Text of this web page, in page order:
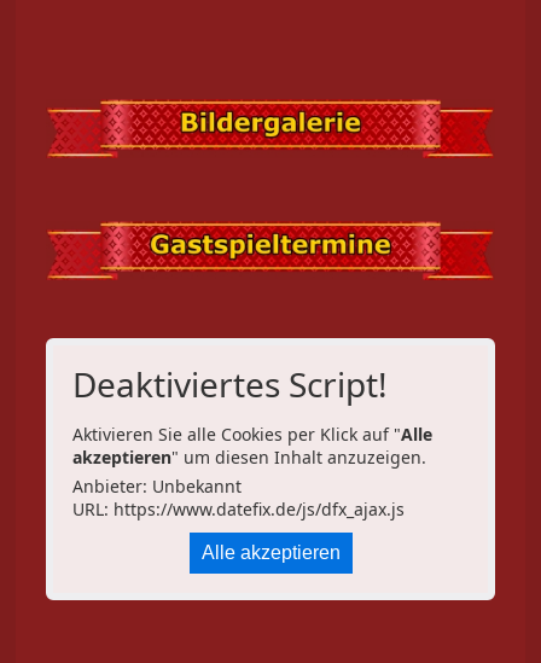
Deaktiviertes Script!
Aktivieren Sie alle Cookies per Klick auf "Alle
akzeptieren" um diesen Inhalt anzuzeigen.
Anbieter: Unbekannt
URL: https://www.datefix.de/js/dfx_ajax.js
Alle akzeptieren